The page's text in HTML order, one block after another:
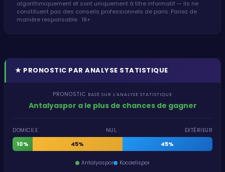
algorithmiquement et sont uniquement à titre informatif — ils ne
constituent pas des conseils professionnels de paris. Pariez de
manière responsable · 18+
★ PRONOSTIC PAR ANALYSE STATISTIQUE
PRONOSTIC BASÉ SUR L'ANALYSE STATISTIQUE
Antalyaspor a le plus de chances de gagner
DOMICILE NUL EXTÉRIEUR
10% 45% 45%
Antalyaspor Kocaelispor